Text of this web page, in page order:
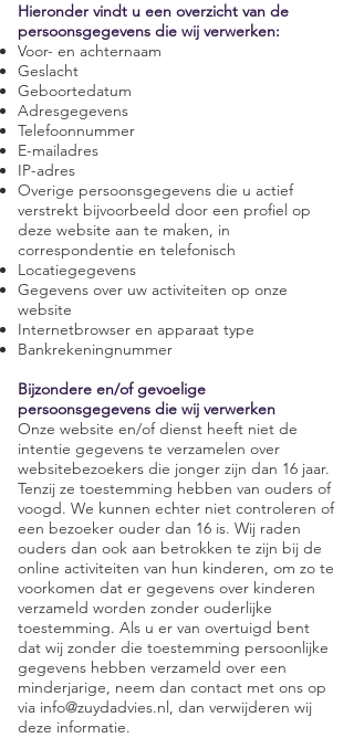
Hieronder vindt u een overzicht van de
persoonsgegevens die wij verwerken:
Voor- en achternaam
Geslacht
Geboortedatum
Adresgegevens
Telefoonnummer
E-mailadres
IP-adres
Overige persoonsgegevens die u actief
verstrekt bijvoorbeeld door een profiel op
deze website aan te maken, in
correspondentie en telefonisch
Locatiegegevens
Gegevens over uw activiteiten op onze
website
Internetbrowser en apparaat type
Bankrekeningnummer
Bijzondere en/of gevoelige
persoonsgegevens die wij verwerken
Onze website en/of dienst heeft niet de
intentie gegevens te verzamelen over
websitebezoekers die jonger zijn dan 16 jaar.
Tenzij ze toestemming hebben van ouders of
voogd. We kunnen echter niet controleren of
een bezoeker ouder dan 16 is. Wij raden
ouders dan ook aan betrokken te zijn bij de
online activiteiten van hun kinderen, om zo te
voorkomen dat er gegevens over kinderen
verzameld worden zonder ouderlijke
toestemming. Als u er van overtuigd bent
dat wij zonder die toestemming persoonlijke
gegevens hebben verzameld over een
minderjarige, neem dan contact met ons op
via info@zuydadvies.nl, dan verwijderen wij
deze informatie.